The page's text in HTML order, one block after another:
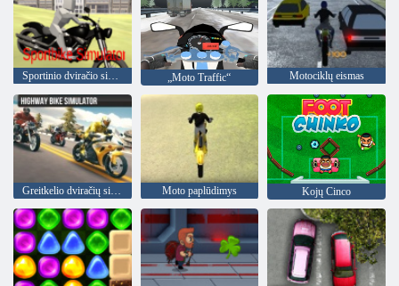
Sportinio dviračio simuliatorius „Moto Traffic“ Motociklų eismas
Greitkelio dviračių simuliatorius Moto paplūdimys Kojų Cinco